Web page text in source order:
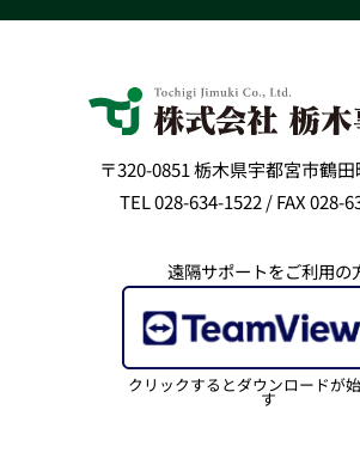
〒320-0851 栃木県宇都宮市鶴田
TEL 028-634-1522 / FAX 028-
遠隔サポートをご利用の
クリックするとダウンロードが
す